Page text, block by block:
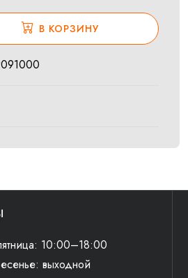
В КОРЗИНУ
10:00–18:00
выходной